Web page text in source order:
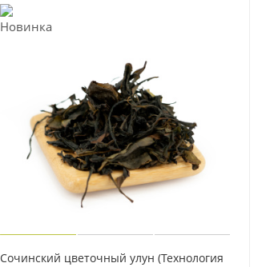
Сочинский цветочный улун (Технология